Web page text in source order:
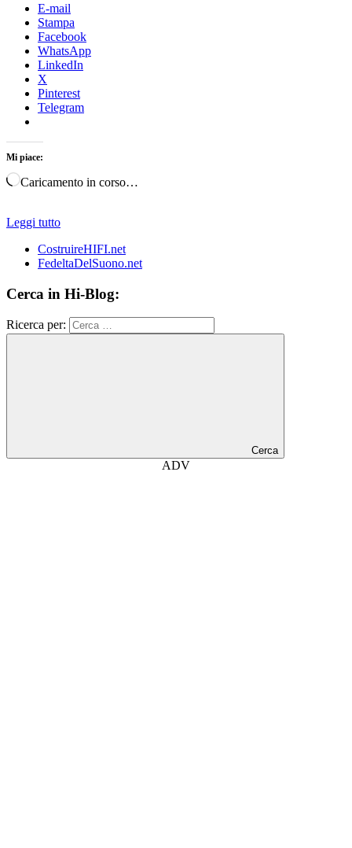
E-mail
Stampa
Facebook
WhatsApp
LinkedIn
X
Pinterest
Telegram
Mi piace:
Caricamento in corso…
Leggi tutto
CostruireHIFI.net
FedeltaDelSuono.net
Cerca in Hi-Blog:
Ricerca per:
Cerca
ADV